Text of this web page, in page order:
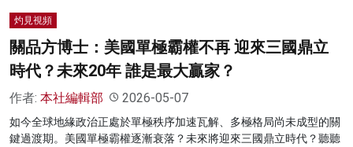
灼見視頻
關品方博士：美國單極霸權不再 迎來三國鼎立
時代？未來20年 誰是最大贏家？
作者: 本社編輯部 2026-05-07
如今全球地緣政治正處於單極秩序加速瓦解、多極格局尚未成型的關
鍵過渡期。美國單極霸權逐漸衰落？未來將迎來三國鼎立時代？聽聽